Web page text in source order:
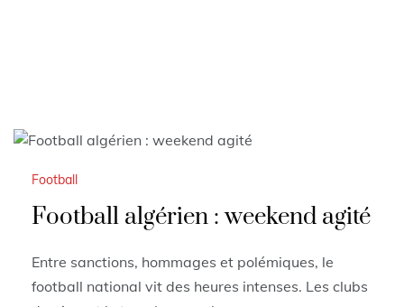
Football
Football algérien : weekend agité
Entre sanctions, hommages et polémiques, le
football national vit des heures intenses. Les clubs